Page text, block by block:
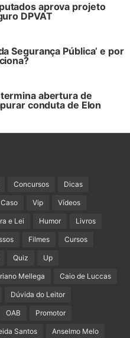
aprova projeto
DPVAT
Segurança Pública’ e por
abertura de
conduta de Elon
Concursos Dicas
Vip Vídeos
e Lei Humor Livros
Filmes Cursos
Quiz Up
Mellega Caio de Luccas
Dúvida do Leitor
OAB Promotor
Santos Anselmo Melo